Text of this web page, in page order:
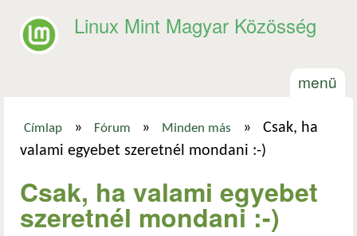
Linux Mint Magyar Közösség
menü
Jelenlegi hely
Címlap » Fórum » Minden más »
Csak, ha
valami egyebet szeretnél mondani :-)
Csak, ha valami egyebet
szeretnél mondani :-)